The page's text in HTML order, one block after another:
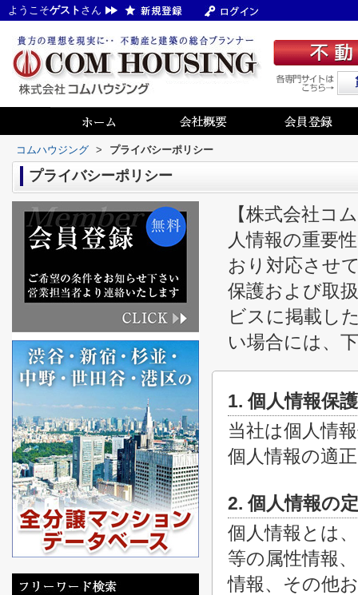
ようこそゲスト さん
コムハウジング > プライバシーポリシー
プライバシーポリシー
【株式会社コ
人情報の重要
おり対応させ
保護および取
ビスに掲載し
い場合には、
1. 個人情報保
当社は個人情
個人情報の適
2. 個人情報の
個人情報とは
等の属性情報
情報、その他